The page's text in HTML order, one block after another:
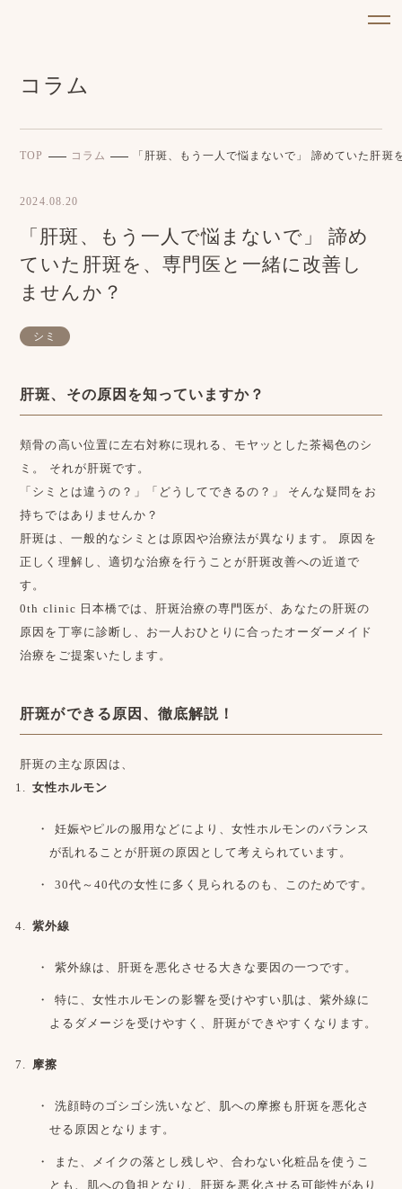
コラム
TOP コラム 「肝斑、もう一人で悩まないで」 諦めていた肝
2024.08.20
「肝斑、もう一人で悩まないで」 諦め
ていた肝斑を、専門医と一緒に改善し
ませんか？
シミ
肝斑、その原因を知っていますか？
頬骨の高い位置に左右対称に現れる、モヤッとした茶褐色のシ
ミ。 それが肝斑です。
「シミとは違うの？」「どうしてできるの？」 そんな疑問をお
持ちではありませんか？
肝斑は、一般的なシミとは原因や治療法が異なります。 原因を
正しく理解し、適切な治療を行うことが肝斑改善への近道で
す。
0th clinic 日本橋では、肝斑治療の専門医が、あなたの肝斑の
原因を丁寧に診断し、お一人おひとりに合ったオーダーメイド
治療をご提案いたします。
肝斑ができる原因、徹底解説！
肝斑の主な原因は、
女性ホルモン
妊娠やピルの服用などにより、女性ホルモンのバランス
が乱れることが肝斑の原因として考えられています。
30代～40代の女性に多く見られるのも、このためです。
紫外線
紫外線は、肝斑を悪化させる大きな要因の一つです。
特に、女性ホルモンの影響を受けやすい肌は、紫外線に
よるダメージを受けやすく、肝斑ができやすくなります。
摩擦
洗顔時のゴシゴシ洗いなど、肌への摩擦も肝斑を悪化さ
せる原因となります。
また、メイクの落とし残しや、合わない化粧品を使うこ
とも、肌への負担となり、肝斑を悪化させる可能性があり